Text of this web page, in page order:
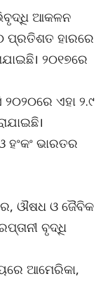
ଆକଳନ
ପ୍ରତିଶତ ହାରରେ
୨୦୧୭ରେ
ଏହା ୨.୯
ଭାରତର
ଔଷଧ ଓ ଜୈବିକ
ବୃଦ୍ଧି
ଆମେରିକା,